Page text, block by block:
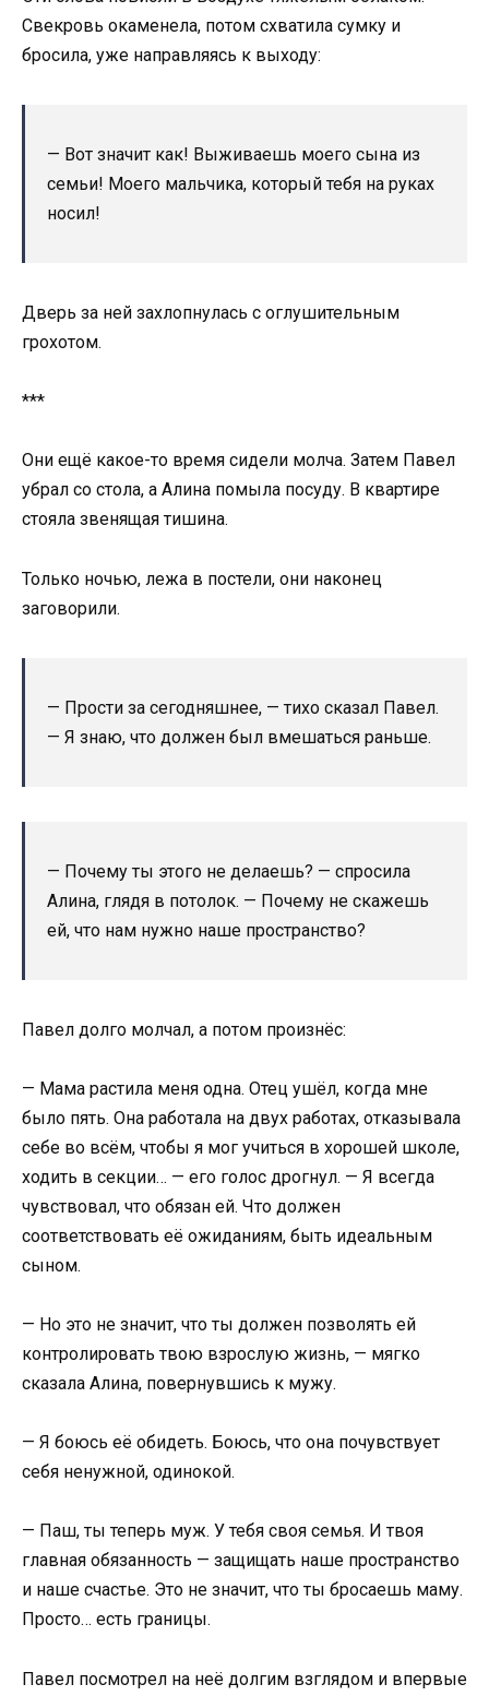
Свекровь окаменела, потом схватила сумку и
бросила, уже направляясь к выходу:
— Вот значит как! Выживаешь моего сына из
семьи! Моего мальчика, который тебя на руках
носил!
Дверь за ней захлопнулась с оглушительным
грохотом.
***
Они ещё какое-то время сидели молча. Затем Павел
убрал со стола, а Алина помыла посуду. В квартире
стояла звенящая тишина.
Только ночью, лежа в постели, они наконец
заговорили.
— Прости за сегодняшнее, — тихо сказал Павел.
— Я знаю, что должен был вмешаться раньше.
— Почему ты этого не делаешь? — спросила
Алина, глядя в потолок. — Почему не скажешь
ей, что нам нужно наше пространство?
Павел долго молчал, а потом произнёс:
— Мама растила меня одна. Отец ушёл, когда мне
было пять. Она работала на двух работах, отказывала
себе во всём, чтобы я мог учиться в хорошей школе,
ходить в секции… — его голос дрогнул. — Я всегда
чувствовал, что обязан ей. Что должен
соответствовать её ожиданиям, быть идеальным
сыном.
— Но это не значит, что ты должен позволять ей
контролировать твою взрослую жизнь, — мягко
сказала Алина, повернувшись к мужу.
— Я боюсь её обидеть. Боюсь, что она почувствует
себя ненужной, одинокой.
— Паш, ты теперь муж. У тебя своя семья. И твоя
главная обязанность — защищать наше пространство
и наше счастье. Это не значит, что ты бросаешь маму.
Просто… есть границы.
Павел посмотрел на неё долгим взглядом и впервые